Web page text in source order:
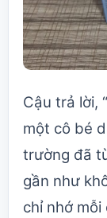
Cậu trả lời,
một cô bé
trường đã
gần như
chỉ nhớ